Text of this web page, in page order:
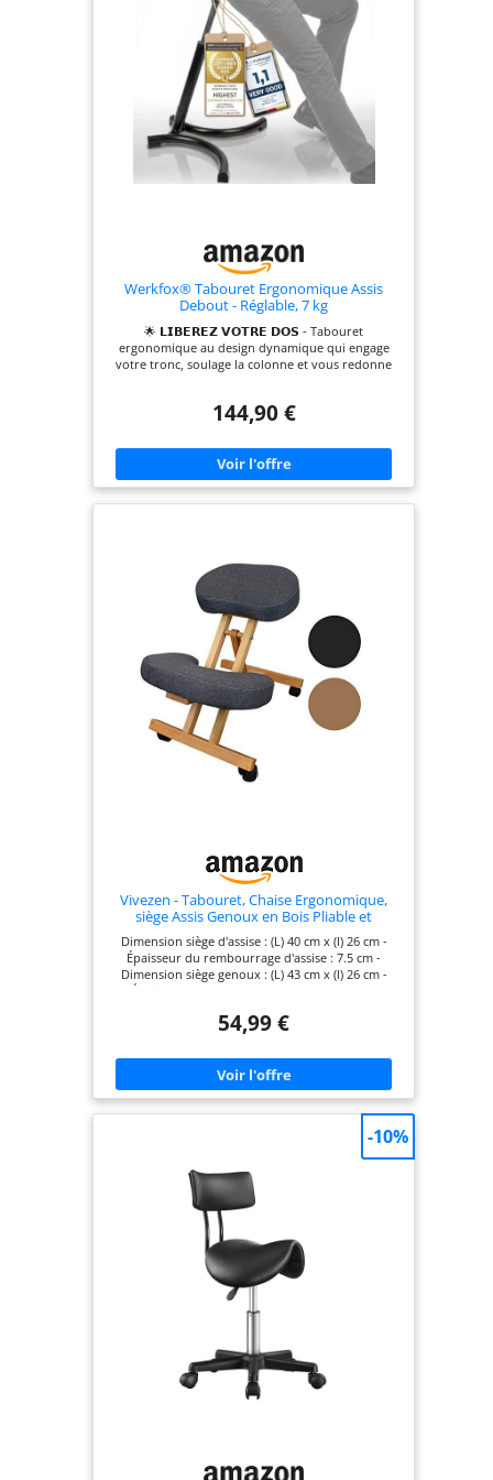
𝗕𝗔𝗦𝗖𝗨𝗟𝗘𝗠𝗘𝗡𝗧 - Avec ses 7 kg
et sa base metal large a
embouts caoutchouc, cette
chaise assis debout reste stable
meme en mouvement
dynamique
Werkfox® Tabouret Ergonomique Assis
Debout - Réglable, 7 kg
🌟 𝗟𝗜𝗕𝗘𝗥𝗘𝗭 𝗩𝗢𝗧𝗥𝗘 𝗗𝗢𝗦 - Tabouret
ergonomique au design dynamique qui engage
votre tronc, soulage la colonne et vous redonne
un geste a votre taille et a tout plan de travail,
sans effort 🛡️ 𝗔𝗦𝗦𝗜𝗦𝗘 𝗜𝗡𝗗𝗘𝗦𝗧𝗥𝗨𝗖𝗧𝗜𝗕𝗟𝗘 - Le
tabouret atelier Werkfox est dote d'une assise
polyurethane resistante aux taches et a l'eau -
sans tissu qui se dechire, nettoyage en secondes
profitez immediatement ⚓ 𝗕𝗔𝗦𝗘 𝗔𝗡𝗧𝗜-
𝗕𝗔𝗦𝗖𝗨𝗟𝗘𝗠𝗘𝗡𝗧 - Avec ses 7 kg et sa base metal
large a embouts caoutchouc, cette chaise assis
debout reste stable meme en mouvement
dynamique
144,90 €
Vivezen - Tabouret, Chaise Ergonomique,
siège Assis Genoux en Bois Pliable et
réglable - 3 Coloris
Dimension siège d'assise : (L) 40 cm x (l) 26 cm -
Épaisseur du rembourrage d'assise : 7.5 cm -
Dimension siège genoux : (L) 43 cm x (l) 26 cm -
- Roues : 4 directionnelles à 360°- Poids maximal
tabouret seul : 5.200 Kg - Pliable : Oui - Matériaux :
Hêtre, plastique, mousse polyuréthane - Tissus :
Lin Installez-vous sur votre siège assis-genoux
Vivezen, et redonnez à votre corps une posture
un bureau. Sur une chaise classique, le bassin
supporte tout le poids du haut de votre corps.
Société Française - Notre service SAV est joignable
par téléphone du lundi au vendredi de 9h00 à
12h00 et de 14h00 à 17h30. La garantie est de 12
54,99 €
-10%